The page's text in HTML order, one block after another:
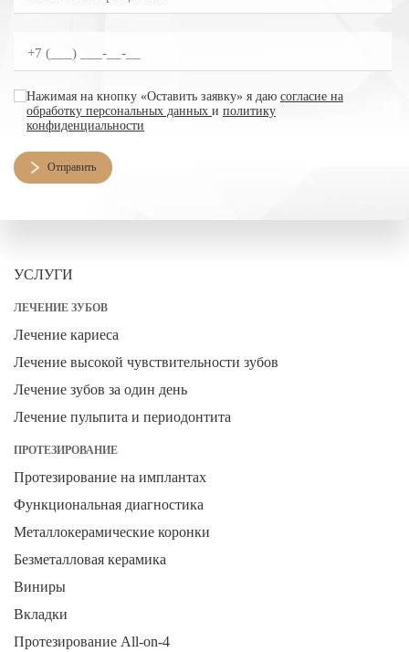
согласие на обработку персональных данных
Нажимая на кнопку «Оставить заявку» я даю согласие на
обработку персональных данных и политику
конфиденциальности
Отправить
УСЛУГИ
ЛЕЧЕНИЕ ЗУБОВ
Лечение кариеса
Лечение высокой чувствительности зубов
Лечение зубов за один день
Лечение пульпита и периодонтита
ПРОТЕЗИРОВАНИЕ
Протезирование на имплантах
Функциональная диагностика
Металлокерамические коронки
Безметалловая керамика
Виниры
Вкладки
Протезирование All-on-4